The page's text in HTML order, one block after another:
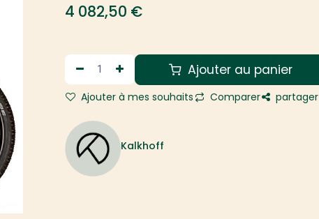
4 082,50 €
Ajouter au panier
Ajouter à mes souhaits Comparer partager
Kalkhoff